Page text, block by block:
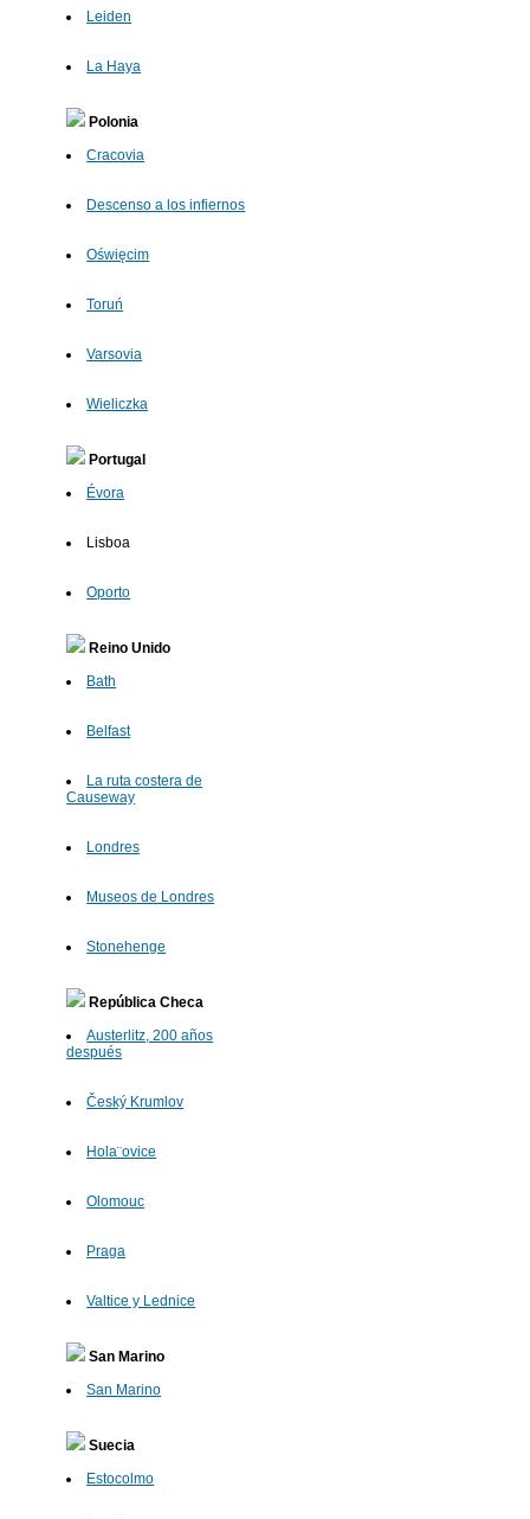
Leiden
La Haya
Polonia
Cracovia
Descenso a los infiernos
Oświęcim
Toruń
Varsovia
Wieliczka
Portugal
Évora
Lisboa
Oporto
Reino Unido
Bath
Belfast
La ruta costera de
Causeway
Londres
Museos de Londres
Stonehenge
República Checa
Austerlitz, 200 años
después
Český Krumlov
Hola¨ovice
Olomouc
Praga
Valtice y Lednice
San Marino
San Marino
Suecia
Estocolmo